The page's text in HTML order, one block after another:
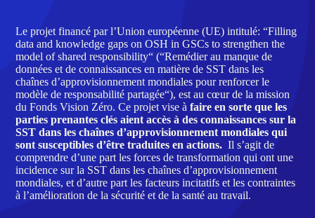
Le projet financé par l’Union européenne (UE) intitulé: “Filling
data and knowledge gaps on OSH in GSCs to strengthen the
model of shared responsibility“ (“Remédier au manque de
données et de connaissances en matière de SST dans les
chaînes d’approvisionnement mondiales pour renforcer le
modèle de responsabilité partagée“), est au cœur de la mission
du Fonds Vision Zéro. Ce projet vise àfaire en sorte que les
parties prenantes clés aient accès à des connaissances sur la
SST dans les chaînes d’approvisionnement mondiales qui
sont susceptibles d’être traduites en actions. Il s’agit de
comprendre d’une part les forces de transformation qui ont une
incidence sur la SST dans les chaînes d’approvisionnement
mondiales, et d’autre part les facteurs incitatifs et les contraintes
à l’amélioration de la sécurité et de la santé au travail.